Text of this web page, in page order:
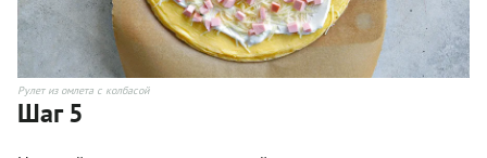
Рулет из омлета с колбасой
Шаг 5